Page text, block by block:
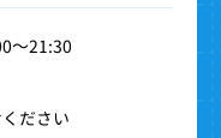
～21:30
ださい